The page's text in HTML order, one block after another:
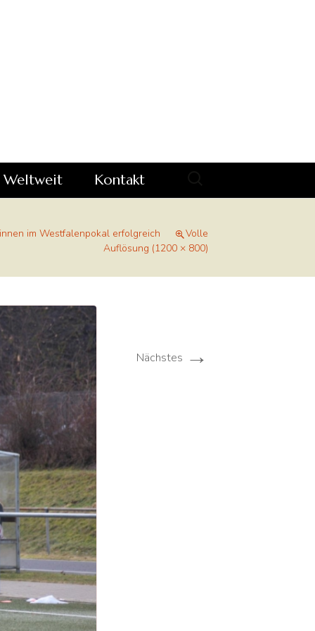
Aktuell
Aktuell
Aktuell
Weltweit
Kontakt
Downloads
Login
im Westfalenpokal erfolgreich
Volle
Auflösung (1200 × 800)
Nächstes →